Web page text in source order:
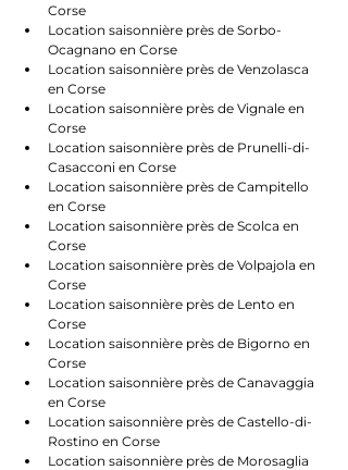
Corse
Location saisonnière près de Sorbo-
Ocagnano en Corse
Location saisonnière près de Venzolasca
en Corse
Location saisonnière près de Vignale en
Corse
Location saisonnière près de Prunelli-di-
Casacconi en Corse
Location saisonnière près de Campitello
en Corse
Location saisonnière près de Scolca en
Corse
Location saisonnière près de Volpajola en
Corse
Location saisonnière près de Lento en
Corse
Location saisonnière près de Bigorno en
Corse
Location saisonnière près de Canavaggia
en Corse
Location saisonnière près de Castello-di-
Rostino en Corse
Location saisonnière près de Morosaglia